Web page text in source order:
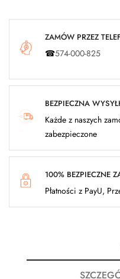
ZAMÓW PRZEZ
☎574-000-825
BEZPIECZNA
Każde z naszych
zabezpieczone
100% BEZPIECZNE
Płatności z PayU,